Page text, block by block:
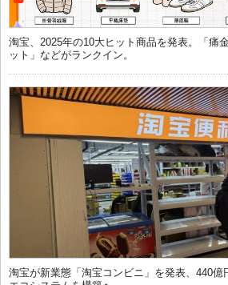
淘宝、2025年の10大ヒット商品を発表。「痛
ット」などがランクイン。
淘宝が新業態「淘宝コンビニ」を発表、440